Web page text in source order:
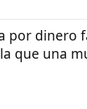
por dinero
que una